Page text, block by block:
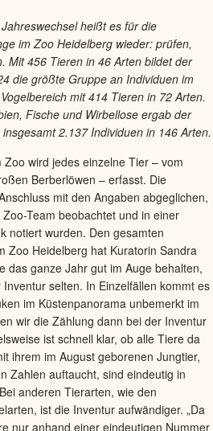
heißt es für die
im Zoo Heidelberg wieder: prüfen,
Mit 456 Tieren in 46 Arten bildet der
die größte Gruppe an Individuen im
mit 414 Tieren in 72 Arten.
Fische und Wirbellose ergab der
2.137 Individuen in 146 Arten.
wird jedes einzelne Tier – vom
Berberlöwen – erfasst. Die
mit den Angaben abgeglichen,
Team beobachtet und in einer
notiert wurden. Den gesamten
Zoo Heidelberg hat Kuratorin Sandra
das ganze Jahr gut im Auge behalten,
selten. In Einzelfällen kommt es
im Küstenpanorama unbemerkt im
wir die Zählung dann bei der Inventur
ist schnell klar, ob alle Tiere da
ihrem im August geborenen Jungtier,
Zahlen auftaucht, sind eindeutig in
anderen Tierarten, wie den
ist die Inventur aufwändiger. „Da
nur anhand einer eindeutigen Nummer